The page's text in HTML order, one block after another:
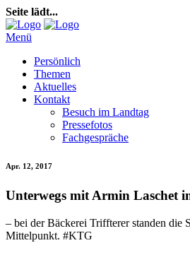
Seite lädt...
Menü
Persönlich
Themen
Aktuelles
Kontakt
Besuch im Landtag
Pressefotos
Fachgespräche
Apr. 12, 2017
Unterwegs mit Armin Laschet
– bei der Bäckerei Triffterer standen die
Mittelpunkt. #KTG